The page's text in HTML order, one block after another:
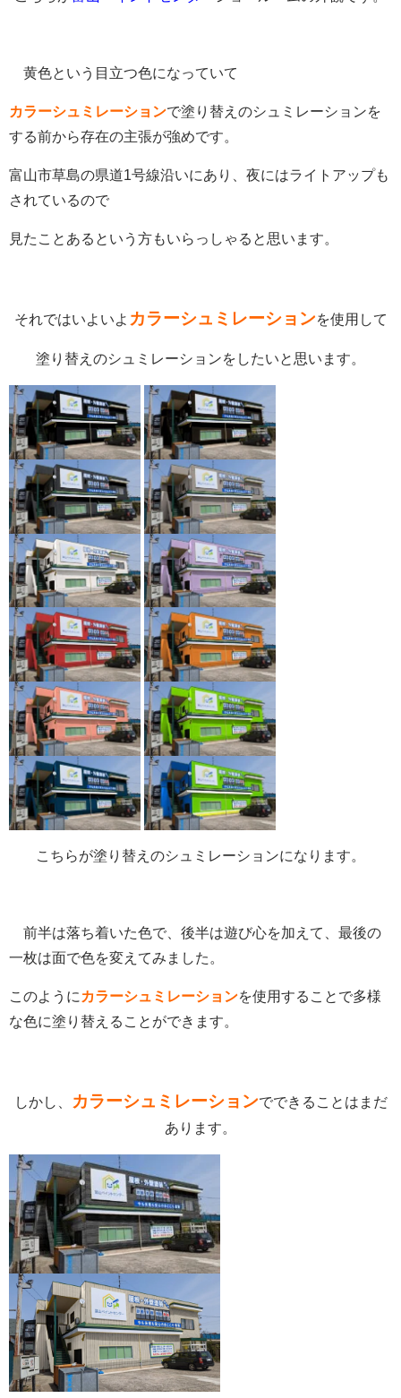
黄色という目立つ色になっていて
カラーシュミレーションで塗り替えのシュミレーションを
する前から存在の主張が強めです。
富山市草島の県道1号線沿いにあり、夜にはライトアップも
されているので
見たことあるという方もいらっしゃると思います。
それではいよいよ カラーシュミレーションを使用して
塗り替えのシュミレーションをしたいと思います。
こちらが塗り替えのシュミレーションになります。
前半は落ち着いた色で、後半は遊び心を加えて、最後の
一枚は面で色を変えてみました。
このように カラーシュミレーションを使用することで多様
な色に塗り替えることができます。
しかし、 カラーシュミレーションでできることはまだ
あります。